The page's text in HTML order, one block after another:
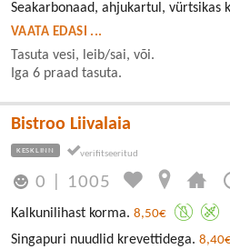
Seakarbonaad, ahjukartul, vürtsikas
VAATA EDASI ...
Tasuta vesi, leib/sai, või.
Iga 6 praad tasuta.
Bistroo Liivalaia
KESKLINN
0 1005
Kalkunilihast korma. 8,50€
Singapuri nuudlid krevettidega.